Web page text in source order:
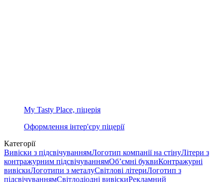
My Tasty Place, піцерія
Оформлення інтер'єру піцерії
Категорії
Вивіски з підсвічуваннямЛоготип компанії на стінуЛітери з
контражурним підсвічуваннямОб’ємні буквиКонтражурні
вивіскиЛоготипи з металуСвітлові літериЛоготип з
підсвічуваннямСвітлодіодні вивіскиРекламний